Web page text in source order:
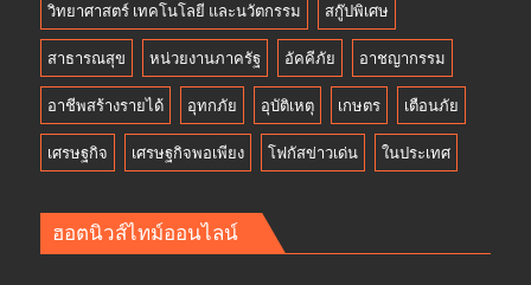
วิทยาศาสตร์ เทคโนโลยี และนวัตกรรม สกู๊ปพิเศษ
สาธารณสุข หน่วยงานภาครัฐ อัคคีภัย อาชญากรรม
อาชีพสร้างรายได้ อุทกภัย อุบัติเหตุ เกษตร เตือนภัย
เศรษฐกิจ เศรษฐกิจพอเพียง โฟกัสข่าวเด่น ในประเทศ
ฮอตนิวส์ไทม์ออนไลน์